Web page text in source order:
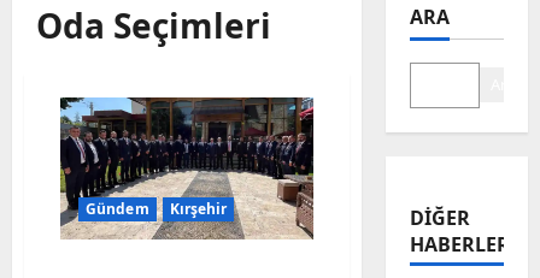
Oda Seçimleri
Gündem Kırşehir
ARA
DIĞER
HABERLER